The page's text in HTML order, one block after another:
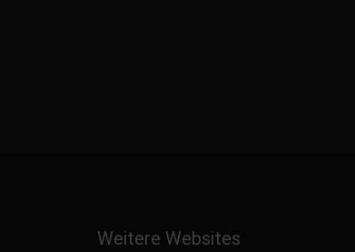
Weitere Websites